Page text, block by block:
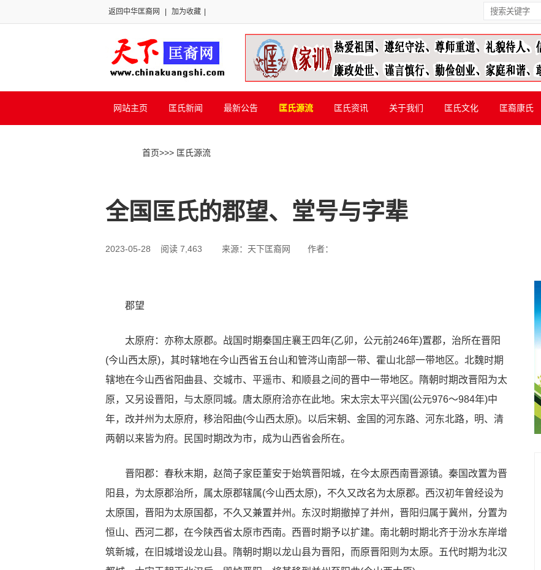
返回中华匡裔网 加为收藏
网站主页 匡氏新闻 最新公告 匡氏源流 匡氏资讯 关于我们 匡氏文化 匡裔康氏
首页>>> 匡氏源流
全国匡氏的郡望、堂号与字辈
2023-05-28 阅读 7,463 来源：天下匡裔网 作者：
郡望
太原府：亦称太原郡。战国时期秦国庄襄王四年(乙卯，公元前246年)置郡，治所在晋阳
(今山西太原)，其时辖地在今山西省五台山和管涔山南部一带、霍山北部一带地区。北魏时期
辖地在今山西省阳曲县、交城市、平遥市、和顺县之间的晋中一带地区。隋朝时期改晋阳为太
原，又另设晋阳，与太原同城。唐太原府洽亦在此地。宋太宗太平兴国(公元976～984年)中
年，改并州为太原府，移治阳曲(今山西太原)。以后宋朝、金国的河东路、河东北路，明、清
两朝以来皆为府。民国时期改为市，成为山西省会所在。
晋阳郡：春秋末期，赵简子家臣董安于始筑晋阳城，在今太原西南晋源镇。秦国改置为晋
阳县，为太原郡治所，属太原郡辖属(今山西太原)，不久又改名为太原郡。西汉初年曾经设为
太原国，晋阳为太原国都，不久又兼置并州。东汉时期撤掉了并州，晋阳归属于冀州，分置为
恒山、西河二郡，在今陕西省太原市西南。西晋时期予以扩建。南北朝时期北齐于汾水东岸增
筑新城，在旧城增设龙山县。隋朝时期以龙山县为晋阳，而原晋阳则为太原。五代时期为北汉